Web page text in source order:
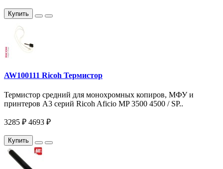
Купить
AW100111 Ricoh Термистор
Термистор средний для монохромных копиров, МФУ и
принтеров А3 серий Ricoh Aficio MP 3500 4500 / SP..
3285 ₽ 4693 ₽
Купить